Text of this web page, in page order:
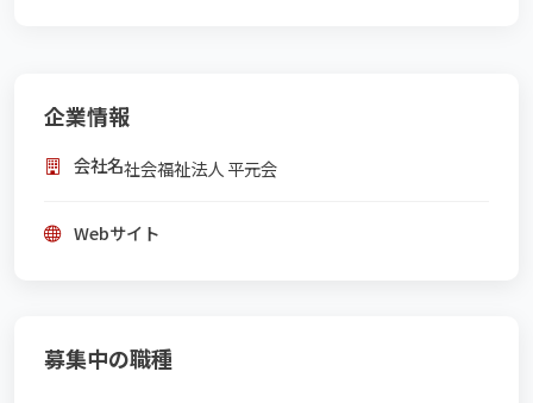
企業情報
会社名社会福祉法人 平元会
Webサイト
募集中の職種